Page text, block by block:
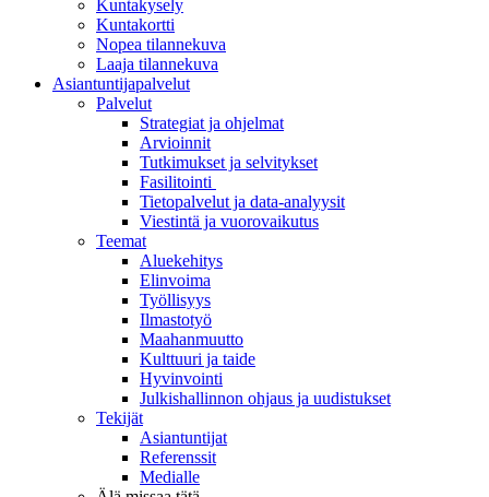
Kuntakysely
Kuntakortti
Nopea tilannekuva
Laaja tilannekuva
Asiantuntijapalvelut
Palvelut
Strategiat ja ohjelmat
Arvioinnit
Tutkimukset ja selvitykset
Fasilitointi
Tietopalvelut ja data-analyysit
Viestintä ja vuorovaikutus
Teemat
Aluekehitys
Elinvoima
Työllisyys
Ilmastotyö
Maahanmuutto
Kulttuuri ja taide
Hyvinvointi
Julkishallinnon ohjaus ja uudistukset
Tekijät
Asiantuntijat
Referenssit
Medialle